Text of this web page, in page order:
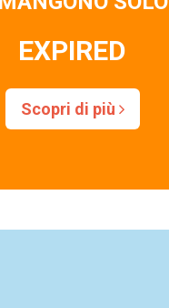
EXPIRED
Scopri di più